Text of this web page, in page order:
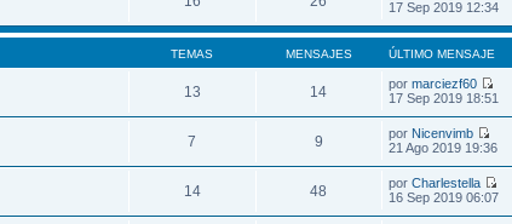
17 Sep 2019 12:34
TEMAS MENSAJES ÚLTIMO MENSAJE
13 14 pormarciezf60
17 Sep 2019 18:51
7 9 por Nicenvimb
21 Ago 2019 19:36
14 48 porCharlestella
16 Sep 2019 06:07